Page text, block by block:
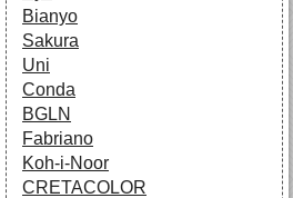
Bianyo
Sakura
Uni
Conda
BGLN
Fabriano
Koh-i-Noor
CRETACOLOR